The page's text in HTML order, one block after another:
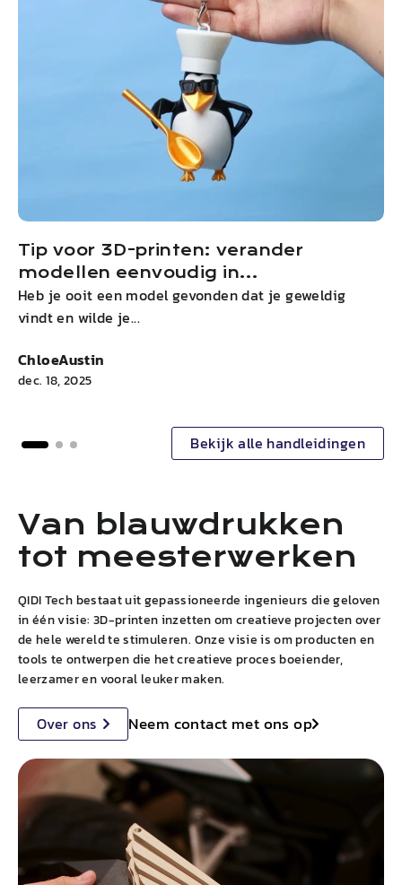
handige tips maak je in een mum van tijd
prachtige 3D-modellen.
Tip voor 3D-printen: verander
modellen eenvoudig in
sleutelhangers
Heb je ooit een model gevonden dat je geweldig
vindt en wilde je...
ChloeAustin
dec. 18, 2025
Bekijk alle handleidingen
Van blauwdrukken
tot meesterwerken
QIDITech bestaat uit gepassioneerde ingenieurs die geloven
in één visie: 3D-printen inzetten om creatieve projecten over
de hele wereld te stimuleren. Onze visie is om producten en
tools te ontwerpen die het creatieve proces boeiender,
leerzamer en vooral leuker maken.
Over ons Neem contact met ons op